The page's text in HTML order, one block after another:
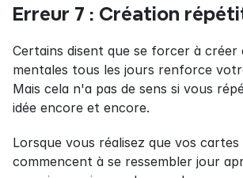
Erreur 7 : Création
Certains disent que se forcer à créer
mentales tous les jours renforce
Mais cela n'a pas de sens si vous
idée encore et encore.
Lorsque vous réalisez que vos cartes
commencent à se ressembler jour